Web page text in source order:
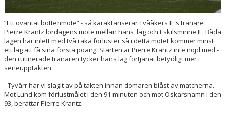
”Ett oväntat bottenmöte” - så karaktäriserar Tvååkers IF:s tränare
Pierre Krantz lördagens möte mellan hans lag och Eskilsminne IF. Båda
lagen har inlett med två raka förluster så i detta mötet kommer minst
ett lag att få sina första poäng. Starten är Pierre Krantz inte nöjd med -
den rutinerade tränaren tycker hans lag förtjänat betydligt mer i
serieupptakten.
- Tyvärr har vi slagit av på takten innan domaren blåst av matcherna.
Mot Lund kom förlustmålet i den 91 minuten och mot Oskarshamn i den
93, berättar Pierre Krantz.